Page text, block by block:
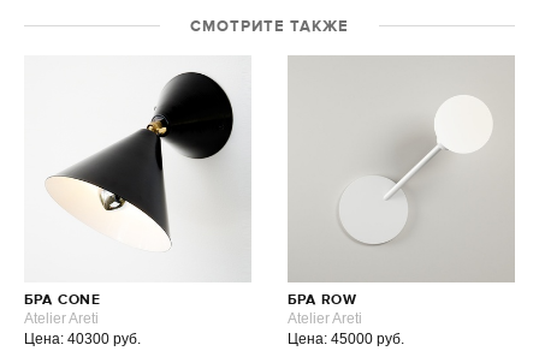
СМОТРИТЕ ТАКЖЕ
БРА CONE
Atelier Areti
Цена: 40300 руб.
БРА ROW
Atelier Areti
Цена: 45000 руб.